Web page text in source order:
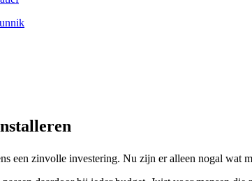
een zinvolle investering. Nu zijn er alleen nogal wat